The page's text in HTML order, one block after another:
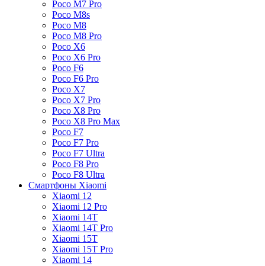
Poco M7 Pro
Poco M8s
Poco M8
Poco M8 Pro
Poco X6
Poco X6 Pro
Poco F6
Poco F6 Pro
Poco X7
Poco X7 Pro
Poco X8 Pro
Poco X8 Pro Max
Poco F7
Poco F7 Pro
Poco F7 Ultra
Poco F8 Pro
Poco F8 Ultra
Смартфоны Xiaomi
Xiaomi 12
Xiaomi 12 Pro
Xiaomi 14T
Xiaomi 14T Pro
Xiaomi 15T
Xiaomi 15T Pro
Xiaomi 14